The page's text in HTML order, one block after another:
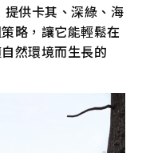
提供卡其、深綠、海
略，讓它能輕鬆在
然環境而生長的